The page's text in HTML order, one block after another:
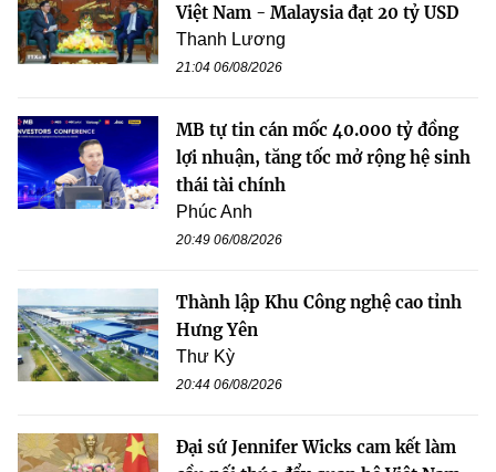
Việt Nam - Malaysia đạt 20 tỷ USD
Thanh Lương
21:04 06/08/2026
MB tự tin cán mốc 40.000 tỷ đồng
lợi nhuận, tăng tốc mở rộng hệ sinh
thái tài chính
Phúc Anh
20:49 06/08/2026
Thành lập Khu Công nghệ cao tỉnh
Hưng Yên
Thư Kỳ
20:44 06/08/2026
Đại sứ Jennifer Wicks cam kết làm